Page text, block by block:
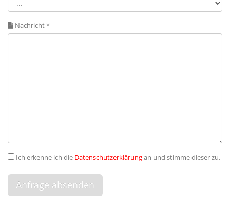
Nachricht *
Ich erkenne ich die Datenschutzerklärungan und stimme dieser zu.